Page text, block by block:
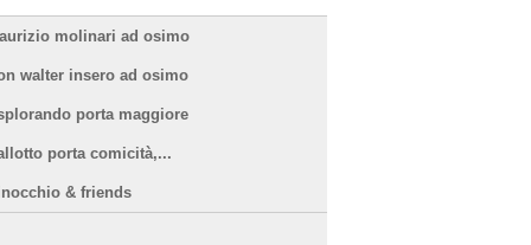
molinari ad osimo
walter insero ad osimo
porta maggiore
porta comicità,...
& friends